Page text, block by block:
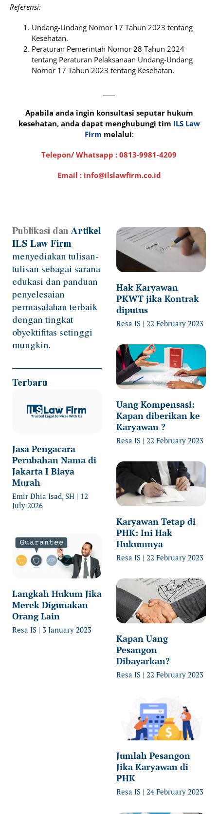
Referensi:
Undang-Undang Nomor 17 Tahun 2023 tentang
Kesehatan.
Peraturan Pemerintah Nomor 28 Tahun 2024
tentang Peraturan Pelaksanaan Undang-Undang
Nomor 17 Tahun 2023 tentang Kesehatan.
Apabila anda ingin konsultasi seputar hukum
kesehatan, anda dapat menghubungi tim ILS Law
Firm melalui:
Telepon/ Whatsapp : 0813-9981-4209
Email : info@ilslawfirm.co.id
Publikasi danArtikel
ILS Law Firm
menyediakan tulisan-
tulisan sebagai sarana
edukasi dan panduan
penyelesaian
permasalahan terbaik
dengan tingkat
obyektifitas setinggi
mungkin.
Terbaru
Jasa Pengacara
Perubahan Nama di
Jakarta I Biaya
Murah
Emir Dhia Isad, SH
12
July 2026
Langkah Hukum Jika
Merek Digunakan
Orang Lain
Resa IS 3 January 2023
Hak Karyawan
PKWT jika Kontrak
diputus
Resa IS 22 February 2023
Uang Kompensasi:
Kapan diberikan ke
Karyawan ?
Resa IS 22 February 2023
Karyawan Tetap di
PHK: Ini Hak
Hukumnya
Resa IS 22 February 2023
Kapan Uang
Pesangon
Dibayarkan?
Resa IS 22 February 2023
Jumlah Pesangon
Jika Karyawan di
PHK
Resa IS 24 February 2023
Page Page PagePage